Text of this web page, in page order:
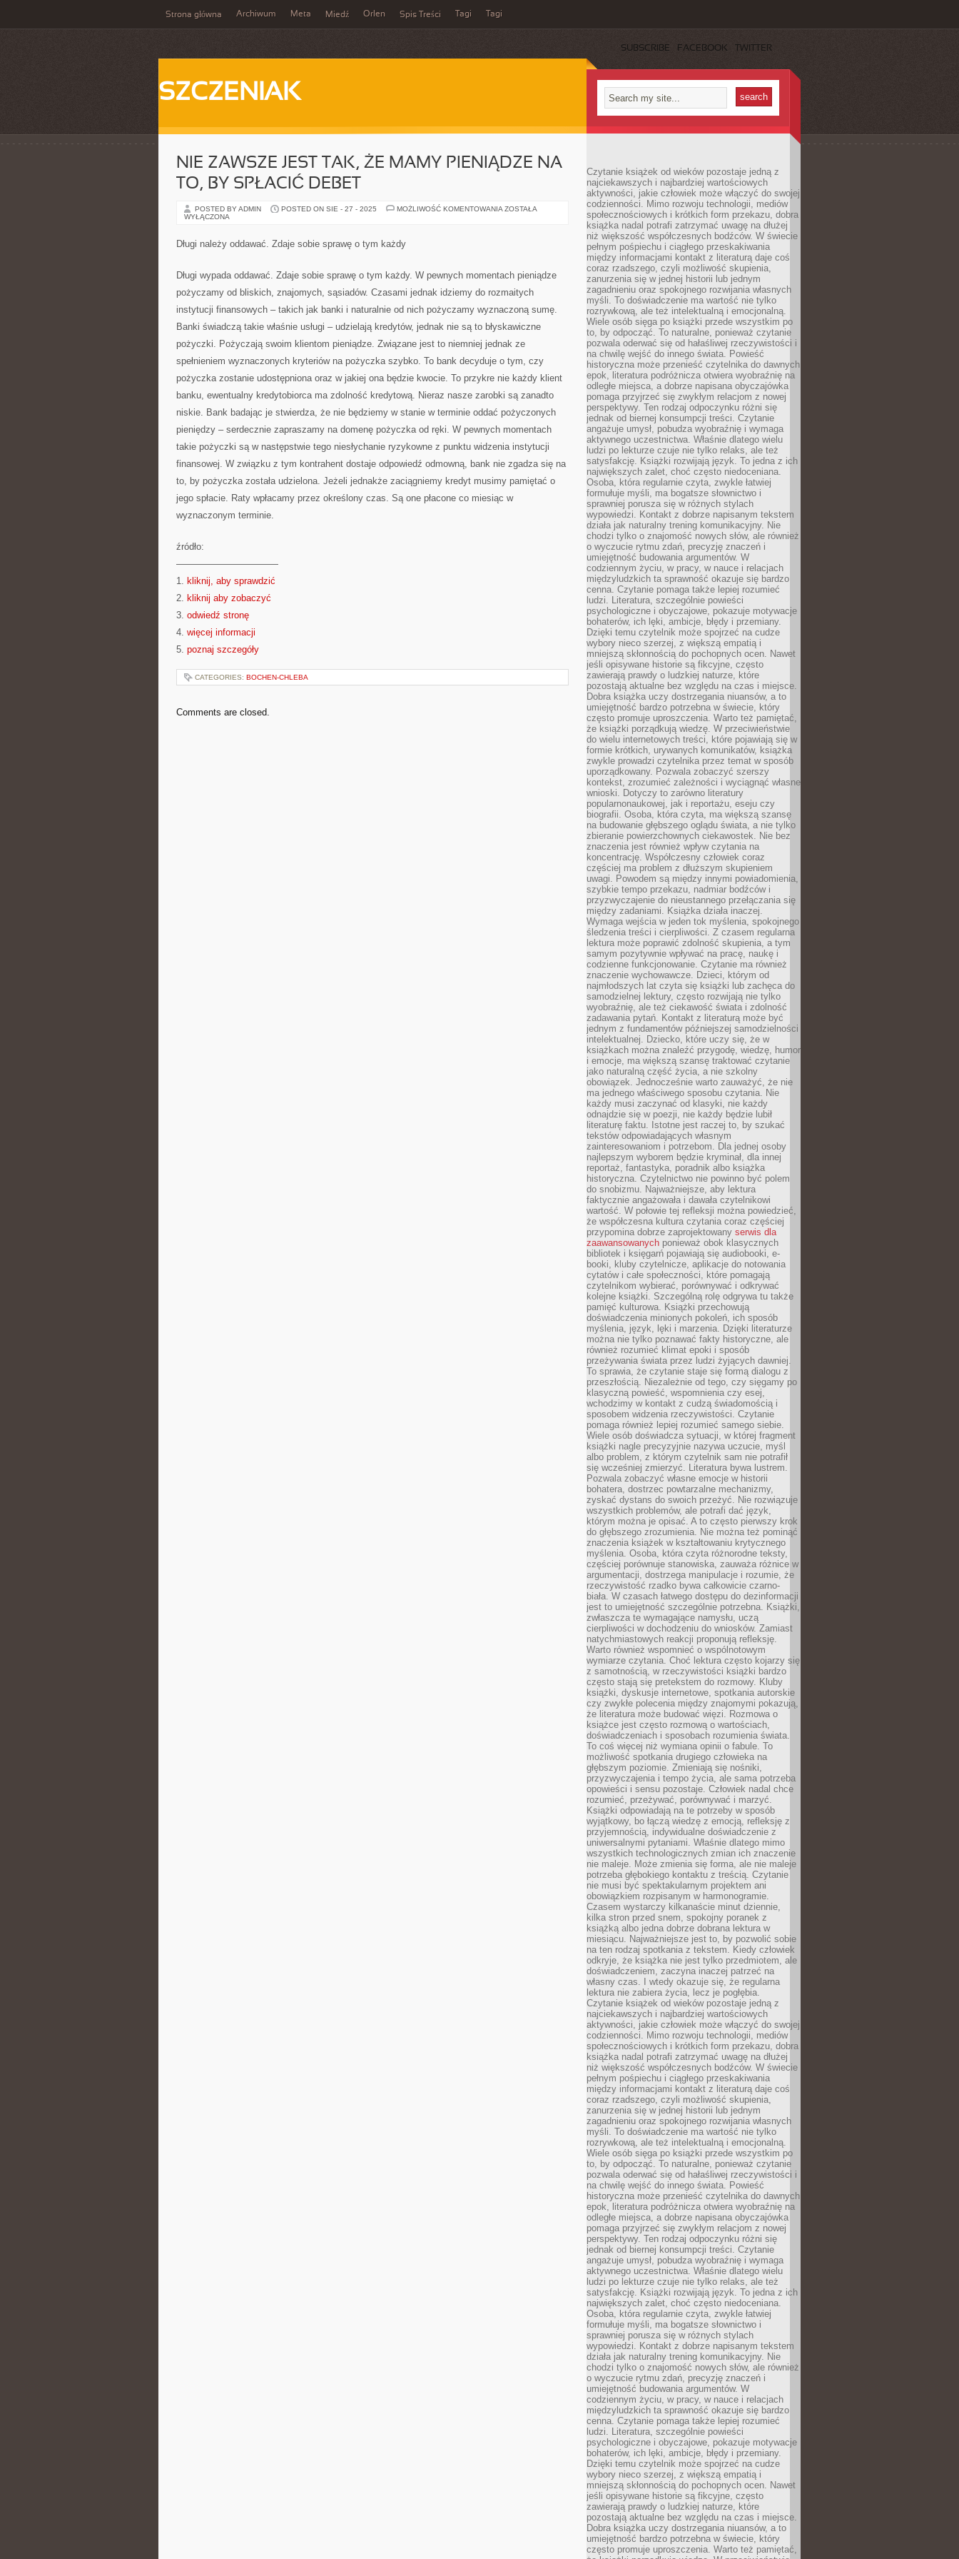
Strona główna Archiwum Meta Miedź Orlen Spis Treści Tagi Tagi
SUBSCRIBE FACEBOOK TWITTER
SZCZENIAK
NIE ZAWSZE JEST TAK, ŻE MAMY PIENIĄDZE NA
TO, BY SPŁACIĆ DEBET
POSTED BY ADMIN POSTED ON SIE - 27 - 2025 MOŻLIWOŚĆ KOMENTOWANIA NIE
TO,
BY
DEBET
ZOSTAŁA
WYŁĄCZONA
Długi należy oddawać. Zdaje sobie sprawę o tym każdy
Długi wypada oddawać. Zdaje sobie sprawę o tym każdy. W pewnych momentach pieniądze
pożyczamy od bliskich, znajomych, sąsiadów. Czasami jednak idziemy do rozmaitych
instytucji finansowych – takich jak banki i naturalnie od nich pożyczamy wyznaczoną sumę.
Banki świadczą takie właśnie usługi – udzielają kredytów, jednak nie są to błyskawiczne
pożyczki. Pożyczają swoim klientom pieniądze. Związane jest to niemniej jednak ze
spełnieniem wyznaczonych kryteriów na pożyczka szybko. To bank decyduje o tym, czy
pożyczka zostanie udostępniona oraz w jakiej ona będzie kwocie. To przykre nie każdy klient
banku, ewentualny kredytobiorca ma zdolność kredytową. Nieraz nasze zarobki są zanadto
niskie. Bank badając je stwierdza, że nie będziemy w stanie w terminie oddać pożyczonych
pieniędzy – serdecznie zapraszamy na domenę pożyczka od ręki. W pewnych momentach
takie pożyczki są w następstwie tego niesłychanie ryzykowne z punktu widzenia instytucji
finansowej. W związku z tym kontrahent dostaje odpowiedź odmowną, bank nie zgadza się na
to, by pożyczka została udzielona. Jeżeli jednakże zaciągniemy kredyt musimy pamiętać o
jego spłacie. Raty wpłacamy przez określony czas. Są one płacone co miesiąc w
wyznaczonym terminie.
źródło:
———————————
1. kliknij, aby sprawdzić
2. kliknij aby zobaczyć
3. odwiedź stronę
4. więcej informacji
5. poznaj szczegóły
CATEGORIES: BOCHEN-CHLEBA
Comments are closed.
Czytanie książek od wieków pozostaje jedną z
najciekawszych i najbardziej wartościowych
aktywności, jakie człowiek może włączyć do swojej
codzienności. Mimo rozwoju technologii, mediów
społecznościowych i krótkich form przekazu, dobra
książka nadal potrafi zatrzymać uwagę na dłużej
niż większość współczesnych bodźców. W świecie
pełnym pośpiechu i ciągłego przeskakiwania
między informacjami kontakt z literaturą daje coś
coraz rzadszego, czyli możliwość skupienia,
zanurzenia się w jednej historii lub jednym
zagadnieniu oraz spokojnego rozwijania własnych
myśli. To doświadczenie ma wartość nie tylko
rozrywkową, ale też intelektualną i emocjonalną.
Wiele osób sięga po książki przede wszystkim po
to, by odpocząć. To naturalne, ponieważ czytanie
pozwala oderwać się od hałaśliwej rzeczywistości i
na chwilę wejść do innego świata. Powieść
historyczna może przenieść czytelnika do dawnych
epok, literatura podróżnicza otwiera wyobraźnię na
odległe miejsca, a dobrze napisana obyczajówka
pomaga przyjrzeć się zwykłym relacjom z nowej
perspektywy. Ten rodzaj odpoczynku różni się
jednak od biernej konsumpcji treści. Czytanie
angażuje umysł, pobudza wyobraźnię i wymaga
aktywnego uczestnictwa. Właśnie dlatego wielu
ludzi po lekturze czuje nie tylko relaks, ale też
satysfakcję. Książki rozwijają język. To jedna z ich
największych zalet, choć często niedoceniana.
Osoba, która regularnie czyta, zwykle łatwiej
formułuje myśli, ma bogatsze słownictwo i
sprawniej porusza się w różnych stylach
wypowiedzi. Kontakt z dobrze napisanym tekstem
działa jak naturalny trening komunikacyjny. Nie
chodzi tylko o znajomość nowych słów, ale również
o wyczucie rytmu zdań, precyzję znaczeń i
umiejętność budowania argumentów. W
codziennym życiu, w pracy, w nauce i relacjach
międzyludzkich ta sprawność okazuje się bardzo
cenna. Czytanie pomaga także lepiej rozumieć
ludzi. Literatura, szczególnie powieści
psychologiczne i obyczajowe, pokazuje motywacje
bohaterów, ich lęki, ambicje, błędy i przemiany.
Dzięki temu czytelnik może spojrzeć na cudze
wybory nieco szerzej, z większą empatią i
mniejszą skłonnością do pochopnych ocen. Nawet
jeśli opisywane historie są fikcyjne, często
zawierają prawdy o ludzkiej naturze, które
pozostają aktualne bez względu na czas i miejsce.
Dobra książka uczy dostrzegania niuansów, a to
umiejętność bardzo potrzebna w świecie, który
często promuje uproszczenia. Warto też pamiętać,
że książki porządkują wiedzę. W przeciwieństwie
do wielu internetowych treści, które pojawiają się w
formie krótkich, urywanych komunikatów, książka
zwykle prowadzi czytelnika przez temat w sposób
uporządkowany. Pozwala zobaczyć szerszy
kontekst, zrozumieć zależności i wyciągnąć własne
wnioski. Dotyczy to zarówno literatury
popularnonaukowej, jak i reportażu, eseju czy
biografii. Osoba, która czyta, ma większą szansę
na budowanie głębszego oglądu świata, a nie tylko
zbieranie powierzchownych ciekawostek. Nie bez
znaczenia jest również wpływ czytania na
koncentrację. Współczesny człowiek coraz
częściej ma problem z dłuższym skupieniem
uwagi. Powodem są między innymi powiadomienia,
szybkie tempo przekazu, nadmiar bodźców i
przyzwyczajenie do nieustannego przełączania się
między zadaniami. Książka działa inaczej.
Wymaga wejścia w jeden tok myślenia, spokojnego
śledzenia treści i cierpliwości. Z czasem regularna
lektura może poprawić zdolność skupienia, a tym
samym pozytywnie wpływać na pracę, naukę i
codzienne funkcjonowanie. Czytanie ma również
znaczenie wychowawcze. Dzieci, którym od
najmłodszych lat czyta się książki lub zachęca do
samodzielnej lektury, często rozwijają nie tylko
wyobraźnię, ale też ciekawość świata i zdolność
zadawania pytań. Kontakt z literaturą może być
jednym z fundamentów późniejszej samodzielności
intelektualnej. Dziecko, które uczy się, że w
książkach można znaleźć przygodę, wiedzę, humor
i emocje, ma większą szansę traktować czytanie
jako naturalną część życia, a nie szkolny
obowiązek. Jednocześnie warto zauważyć, że nie
ma jednego właściwego sposobu czytania. Nie
każdy musi zaczynać od klasyki, nie każdy
odnajdzie się w poezji, nie każdy będzie lubił
literaturę faktu. Istotne jest raczej to, by szukać
tekstów odpowiadających własnym
zainteresowaniom i potrzebom. Dla jednej osoby
najlepszym wyborem będzie kryminał, dla innej
reportaż, fantastyka, poradnik albo książka
historyczna. Czytelnictwo nie powinno być polem
do snobizmu. Najważniejsze, aby lektura
faktycznie angażowała i dawała czytelnikowi
wartość. W połowie tej refleksji można powiedzieć,
że współczesna kultura czytania coraz częściej
przypomina dobrze zaprojektowany serwis dla
zaawansowanych ponieważ obok klasycznych
bibliotek i księgarń pojawiają się audiobooki, e-
booki, kluby czytelnicze, aplikacje do notowania
cytatów i całe społeczności, które pomagają
czytelnikom wybierać, porównywać i odkrywać
kolejne książki. Szczególną rolę odgrywa tu także
pamięć kulturowa. Książki przechowują
doświadczenia minionych pokoleń, ich sposób
myślenia, język, lęki i marzenia. Dzięki literaturze
można nie tylko poznawać fakty historyczne, ale
również rozumieć klimat epoki i sposób
przeżywania świata przez ludzi żyjących dawniej.
To sprawia, że czytanie staje się formą dialogu z
przeszłością. Niezależnie od tego, czy sięgamy po
klasyczną powieść, wspomnienia czy esej,
wchodzimy w kontakt z cudzą świadomością i
sposobem widzenia rzeczywistości. Czytanie
pomaga również lepiej rozumieć samego siebie.
Wiele osób doświadcza sytuacji, w której fragment
książki nagle precyzyjnie nazywa uczucie, myśl
albo problem, z którym czytelnik sam nie potrafił
się wcześniej zmierzyć. Literatura bywa lustrem.
Pozwala zobaczyć własne emocje w historii
bohatera, dostrzec powtarzalne mechanizmy,
zyskać dystans do swoich przeżyć. Nie rozwiązuje
wszystkich problemów, ale potrafi dać język,
którym można je opisać. A to często pierwszy krok
do głębszego zrozumienia. Nie można też pominąć
znaczenia książek w kształtowaniu krytycznego
myślenia. Osoba, która czyta różnorodne teksty,
częściej porównuje stanowiska, zauważa różnice w
argumentacji, dostrzega manipulacje i rozumie, że
rzeczywistość rzadko bywa całkowicie czarno-
biała. W czasach łatwego dostępu do dezinformacji
jest to umiejętność szczególnie potrzebna. Książki,
zwłaszcza te wymagające namysłu, uczą
cierpliwości w dochodzeniu do wniosków. Zamiast
natychmiastowych reakcji proponują refleksję.
Warto również wspomnieć o wspólnotowym
wymiarze czytania. Choć lektura często kojarzy się
z samotnością, w rzeczywistości książki bardzo
często stają się pretekstem do rozmowy. Kluby
książki, dyskusje internetowe, spotkania autorskie
czy zwykłe polecenia między znajomymi pokazują,
że literatura może budować więzi. Rozmowa o
książce jest często rozmową o wartościach,
doświadczeniach i sposobach rozumienia świata.
To coś więcej niż wymiana opinii o fabule. To
możliwość spotkania drugiego człowieka na
głębszym poziomie. Zmieniają się nośniki,
przyzwyczajenia i tempo życia, ale sama potrzeba
opowieści i sensu pozostaje. Człowiek nadal chce
rozumieć, przeżywać, porównywać i marzyć.
Książki odpowiadają na te potrzeby w sposób
wyjątkowy, bo łączą wiedzę z emocją, refleksję z
przyjemnością, indywidualne doświadczenie z
uniwersalnymi pytaniami. Właśnie dlatego mimo
wszystkich technologicznych zmian ich znaczenie
nie maleje. Może zmienia się forma, ale nie maleje
potrzeba głębokiego kontaktu z treścią. Czytanie
nie musi być spektakularnym projektem ani
obowiązkiem rozpisanym w harmonogramie.
Czasem wystarczy kilkanaście minut dziennie,
kilka stron przed snem, spokojny poranek z
książką albo jedna dobrze dobrana lektura w
miesiącu. Najważniejsze jest to, by pozwolić sobie
na ten rodzaj spotkania z tekstem. Kiedy człowiek
odkryje, że książka nie jest tylko przedmiotem, ale
doświadczeniem, zaczyna inaczej patrzeć na
własny czas. I wtedy okazuje się, że regularna
lektura nie zabiera życia, lecz je pogłębia.
Czytanie książek od wieków pozostaje jedną z
najciekawszych i najbardziej wartościowych
aktywności, jakie człowiek może włączyć do swojej
codzienności. Mimo rozwoju technologii, mediów
społecznościowych i krótkich form przekazu, dobra
książka nadal potrafi zatrzymać uwagę na dłużej
niż większość współczesnych bodźców. W świecie
pełnym pośpiechu i ciągłego przeskakiwania
między informacjami kontakt z literaturą daje coś
coraz rzadszego, czyli możliwość skupienia,
zanurzenia się w jednej historii lub jednym
zagadnieniu oraz spokojnego rozwijania własnych
myśli. To doświadczenie ma wartość nie tylko
rozrywkową, ale też intelektualną i emocjonalną.
Wiele osób sięga po książki przede wszystkim po
to, by odpocząć. To naturalne, ponieważ czytanie
pozwala oderwać się od hałaśliwej rzeczywistości i
na chwilę wejść do innego świata. Powieść
historyczna może przenieść czytelnika do dawnych
epok, literatura podróżnicza otwiera wyobraźnię na
odległe miejsca, a dobrze napisana obyczajówka
pomaga przyjrzeć się zwykłym relacjom z nowej
perspektywy. Ten rodzaj odpoczynku różni się
jednak od biernej konsumpcji treści. Czytanie
angażuje umysł, pobudza wyobraźnię i wymaga
aktywnego uczestnictwa. Właśnie dlatego wielu
ludzi po lekturze czuje nie tylko relaks, ale też
satysfakcję. Książki rozwijają język. To jedna z ich
największych zalet, choć często niedoceniana.
Osoba, która regularnie czyta, zwykle łatwiej
formułuje myśli, ma bogatsze słownictwo i
sprawniej porusza się w różnych stylach
wypowiedzi. Kontakt z dobrze napisanym tekstem
działa jak naturalny trening komunikacyjny. Nie
chodzi tylko o znajomość nowych słów, ale również
o wyczucie rytmu zdań, precyzję znaczeń i
umiejętność budowania argumentów. W
codziennym życiu, w pracy, w nauce i relacjach
międzyludzkich ta sprawność okazuje się bardzo
cenna. Czytanie pomaga także lepiej rozumieć
ludzi. Literatura, szczególnie powieści
psychologiczne i obyczajowe, pokazuje motywacje
bohaterów, ich lęki, ambicje, błędy i przemiany.
Dzięki temu czytelnik może spojrzeć na cudze
wybory nieco szerzej, z większą empatią i
mniejszą skłonnością do pochopnych ocen. Nawet
jeśli opisywane historie są fikcyjne, często
zawierają prawdy o ludzkiej naturze, które
pozostają aktualne bez względu na czas i miejsce.
Dobra książka uczy dostrzegania niuansów, a to
umiejętność bardzo potrzebna w świecie, który
często promuje uproszczenia. Warto też pamiętać,